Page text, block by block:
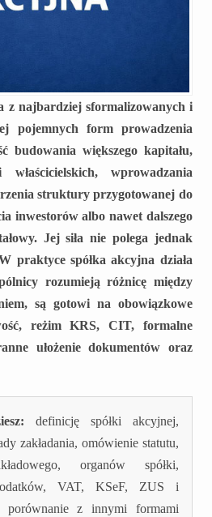
z najbardziej sformalizowanych i
pojemnych form prowadzenia
budowania większego kapitału,
wprowadzania
struktury przygotowanej do
inwestorów albo nawet dalszego
Jej siła nie polega jednak
praktyce spółka akcyjna działa
rozumieją różnicę między
są gotowi na obowiązkowe
reżim KRS, CIT, formalne
ułożenie dokumentów oraz
definicję spółki akcyjnej,
zakładania, omówienie statutu,
organów spółki,
VAT, KSeF, ZUS i
porównanie z innymi formami